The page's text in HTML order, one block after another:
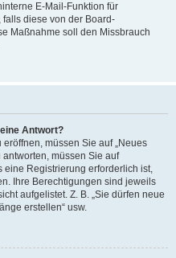
E-Mail-Funktion für
diese von der Board-
Maßnahme soll den Missbrauch
Antwort?
müssen Sie auf „Neues
müssen Sie auf
eine Registrierung erforderlich ist,
Ihre Berechtigungen sind jeweils
aufgelistet. Z. B. „Sie dürfen neue
erstellen“ usw.